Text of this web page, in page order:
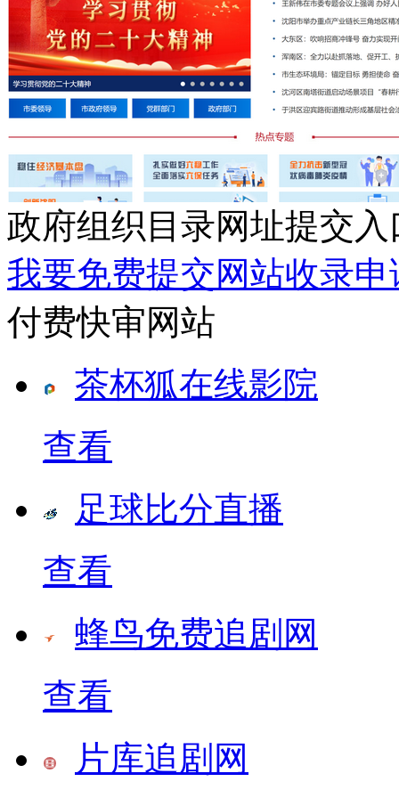
政府组织目录网址提交入
我要免费提交网站收录申
付费快审网站
茶杯狐在线影院
查看
足球比分直播
查看
蜂鸟免费追剧网
查看
片库追剧网